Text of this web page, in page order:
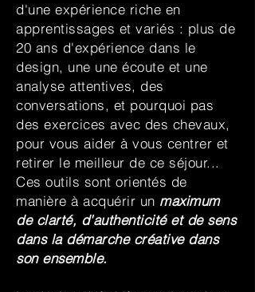
d'une expérience riche en
apprentissages et variés : plus de
20 ans d'expérience dans le
design, une une écoute et une
analyse attentives, des
conversations, et pourquoi pas
des exercices avec des chevaux,
pour vous aider à vous centrer et
retirer le meilleur de ce séjour...
Ces outils sont orientés de
manière à acquérir un maximum
de clarté, d'authenticité et de sens
dans la démarche créative dans
son ensemble.